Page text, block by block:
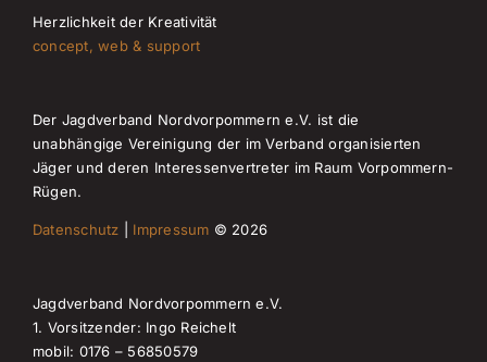
Herzlichkeit der Kreativität
concept, web & support
Der Jagdverband Nordvorpommern e.V. ist die
unabhängige Vereinigung der im Verband organisierten
Jäger und deren Interessenvertreter im Raum Vorpommern-
Rügen.
Datenschutz Impressum © 2026
Jagdverband Nordvorpommern e.V.
1. Vorsitzender: Ingo Reichelt
mobil: 0176 – 56850579